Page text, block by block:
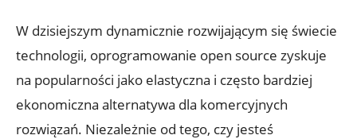
W dzisiejszym dynamicznie rozwijającym się świecie
technologii, oprogramowanie open source zyskuje
na popularności jako elastyczna i często bardziej
ekonomiczna alternatywa dla komercyjnych
rozwiązań. Niezależnie od tego, czy jesteś